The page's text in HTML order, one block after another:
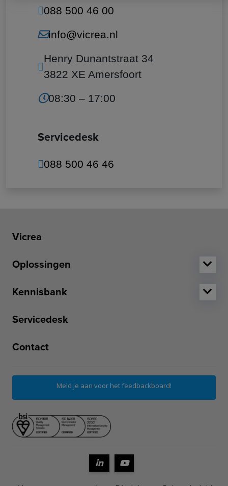
088 500 46 00
info@vicrea.nl
Henry Dunantstraat 34
3822 XE Amersfoort
08:30 – 17:00
Servicedesk
088 500 46 46
Vicrea
Oplossingen
Kennisbank
Servicedesk
Contact
Meld je aan voor het feedbackboard!